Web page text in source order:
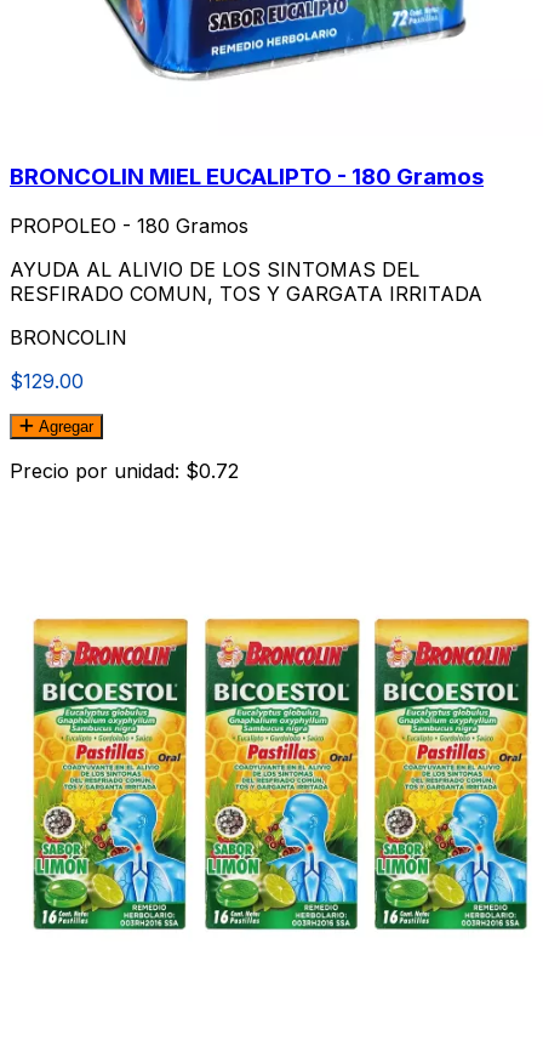
BRONCOLIN MIEL EUCALIPTO - 180 Gramos
PROPOLEO - 180 Gramos
AYUDA AL ALIVIO DE LOS SINTOMAS DEL
RESFIRADO COMUN, TOS Y GARGATA IRRITADA
BRONCOLIN
$129.00
Agregar
Precio por unidad: $0.72